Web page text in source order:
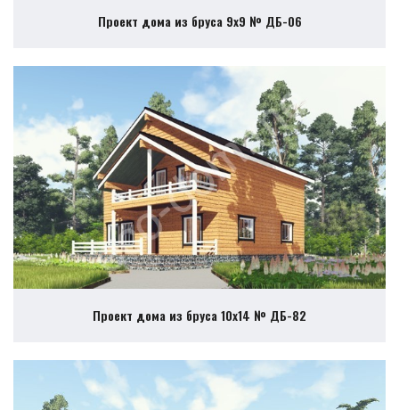
Проект дома из бруса 9х9 № ДБ-06
Проект дома из бруса 10х14 № ДБ-82